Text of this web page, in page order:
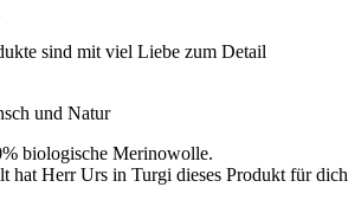
sind mit viel Liebe zum Detail
und Natur
biologische Merinowolle.
hat Herr Urs in Turgi dieses Produkt für dich